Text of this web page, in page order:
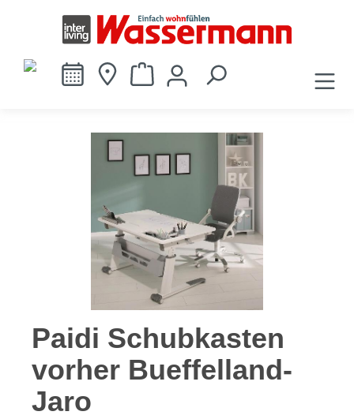
springen
Bildergalerie überspringen
Paidi Schubkasten
vorher Bueffelland-
Jaro